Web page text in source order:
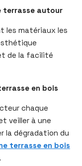
terrasse autour
les matériaux les
de la facilité
en bois
chaque
veiller à une
la dégradation du
terrasse en bois
.